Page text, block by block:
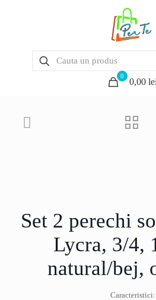
0
0,00 lei
Set 2 perechi
Lycra, 3/4,
natural/bej,
Caracteristici: